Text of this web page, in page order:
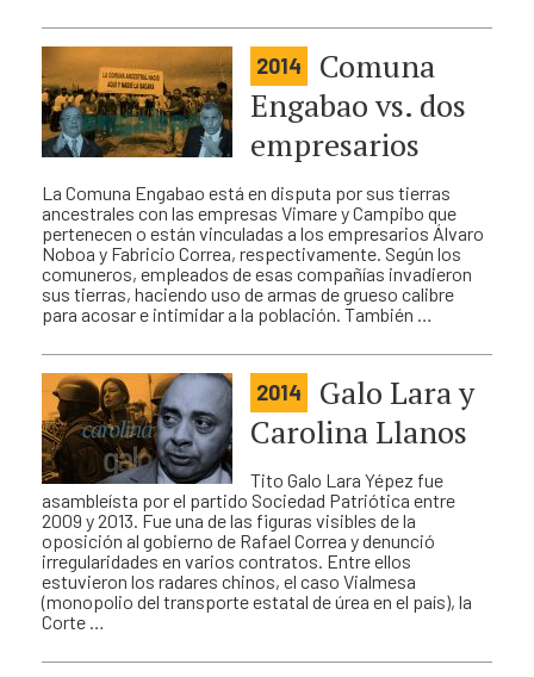
2014
Comuna
Engabao vs. dos
empresarios
La Comuna Engabao está en disputa por sus tierras
ancestrales con las empresas Vimare y Campibo que
pertenecen o están vinculadas a los empresarios Álvaro
Noboa y Fabricio Correa, respectivamente. Según los
comuneros, empleados de esas compañías invadieron
sus tierras, haciendo uso de armas de grueso calibre
para acosar e intimidar a la población. También …
2014
Galo Lara y
Carolina Llanos
Tito Galo Lara Yépez fue
asambleísta por el partido Sociedad Patriótica entre
2009 y 2013. Fue una de las figuras visibles de la
oposición al gobierno de Rafael Correa y denunció
irregularidades en varios contratos. Entre ellos
estuvieron los radares chinos, el caso Vialmesa
(monopolio del transporte estatal de úrea en el país), la
Corte …